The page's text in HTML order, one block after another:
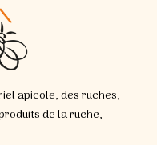
apicole, des ruches,
de la ruche,